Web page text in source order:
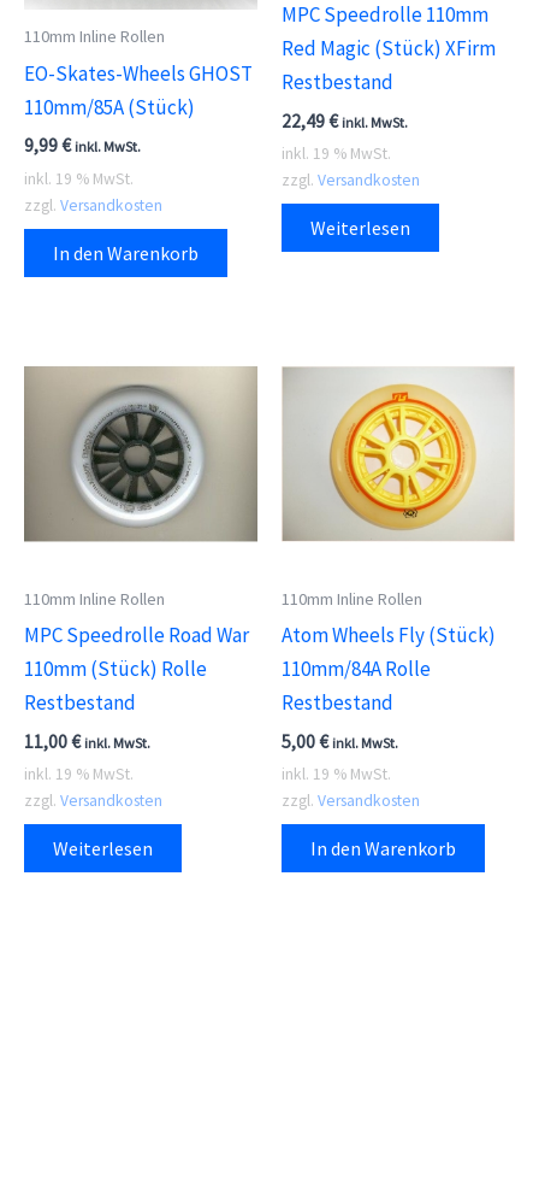
110mm Inline Rollen
EO-Skates-Wheels GHOST
110mm/85A (Stück)
9,99€ inkl. MwSt.
inkl. 19 % MwSt.
zzgl. Versandkosten
In den Warenkorb
MPC Speedrolle 110mm
Red Magic (Stück) XFirm
Restbestand
22,49€ inkl. MwSt.
inkl. 19 % MwSt.
zzgl. Versandkosten
Weiterlesen
110mm Inline Rollen
MPC Speedrolle Road War
110mm (Stück) Rolle
Restbestand
11,00€ inkl. MwSt.
inkl. 19 % MwSt.
zzgl. Versandkosten
Weiterlesen
110mm Inline Rollen
Atom Wheels Fly (Stück)
110mm/84A Rolle
Restbestand
5,00€ inkl. MwSt.
inkl. 19 % MwSt.
zzgl. Versandkosten
In den Warenkorb